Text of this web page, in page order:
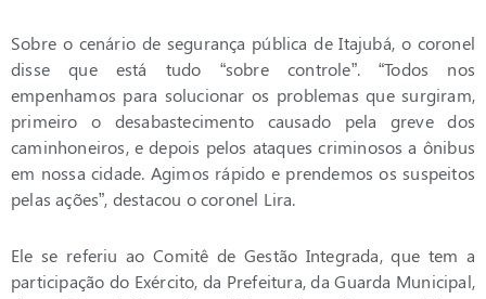
Sobre o cenário de segurança pública de Itajubá, o coronel
disse que está tudo “sobre controle”. “Todos nos
empenhamos para solucionar os problemas que surgiram,
primeiro o desabastecimento causado pela greve dos
caminhoneiros, e depois pelos ataques criminosos a ônibus
em nossa cidade. Agimos rápido e prendemos os suspeitos
pelas ações”, destacou o coronel Lira.
Ele se referiu ao Comitê de Gestão Integrada, que tem a
participação do Exército, da Prefeitura, da Guarda Municipal,